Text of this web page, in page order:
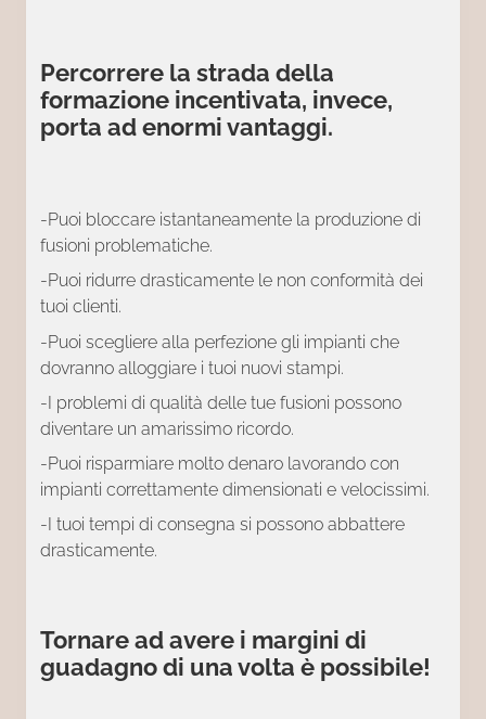
Percorrere la strada della
formazione incentivata, invece,
porta ad enormi vantaggi.
-Puoi bloccare istantaneamente la produzione di
fusioni problematiche.
-Puoi ridurre drasticamente le non conformità dei
tuoi clienti.
-Puoi scegliere alla perfezione gli impianti che
dovranno alloggiare i tuoi nuovi stampi.
-I problemi di qualità delle tue fusioni possono
diventare un amarissimo ricordo.
-Puoi risparmiare molto denaro lavorando con
impianti correttamente dimensionati e velocissimi.
-I tuoi tempi di consegna si possono abbattere
drasticamente.
Tornare ad avere i margini di
guadagno di una volta è possibile!